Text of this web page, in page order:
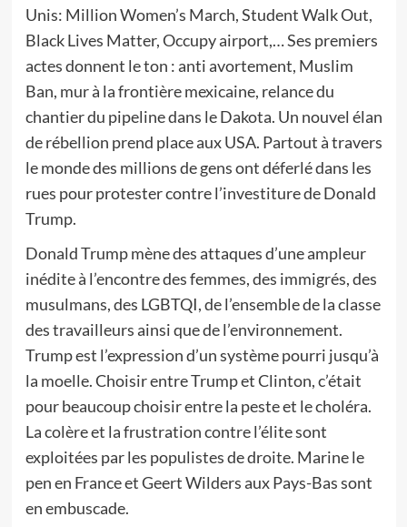
Unis: Million Women’s March, Student Walk Out,
Black Lives Matter, Occupy airport,… Ses premiers
actes donnent le ton : anti avortement, Muslim
Ban, mur à la frontière mexicaine, relance du
chantier du pipeline dans le Dakota. Un nouvel élan
de rébellion prend place aux USA. Partout à travers
le monde des millions de gens ont déferlé dans les
rues pour protester contre l’investiture de Donald
Trump.
Donald Trump mène des attaques d’une ampleur
inédite à l’encontre des femmes, des immigrés, des
musulmans, des LGBTQI, de l’ensemble de la classe
des travailleurs ainsi que de l’environnement.
Trump est l’expression d’un système pourri jusqu’à
la moelle. Choisir entre Trump et Clinton, c’était
pour beaucoup choisir entre la peste et le choléra.
La colère et la frustration contre l’élite sont
exploitées par les populistes de droite. Marine le
pen en France et Geert Wilders aux Pays-Bas sont
en embuscade.